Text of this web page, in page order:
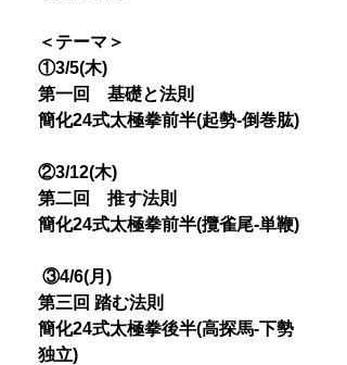
＜テーマ＞
①3/5(木)
第一回 基礎と法則
簡化24式太極拳前半(起勢-倒巻肱)
②3/12(木)
第二回 推す法則
簡化24式太極拳前半(攬雀尾-単鞭)
③4/6(月)
第三回 踏む法則
簡化24式太極拳後半(高探馬-下勢
独立)